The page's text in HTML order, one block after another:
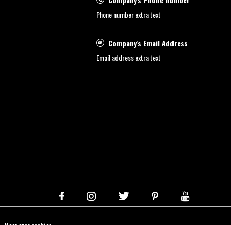
Phone number extra text
Company's Email Address
Email address extra text